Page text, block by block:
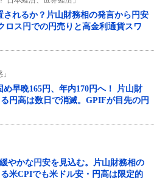
されるか？片山財務相の発言から円安
ロス円での円売りと高金利通貨スワ
早晩165円、年内170円へ！ 片山財
円高は数日で消滅。GPIFが目先の円
やかな円安を見込む。片山財務相の
米CPIでも米ドル安・円高は限定的